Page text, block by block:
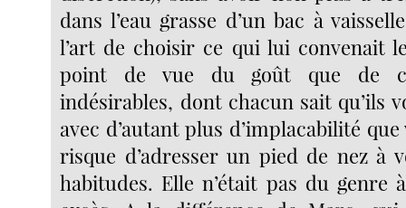
dans l’eau grasse d’un bac à
l’art de choisir ce qui lui convenait
point de vue du goût que de
indésirables, dont chacun sait qu’ils
avec d’autant plus d’implacabilité
risque d’adresser un pied de nez à
habitudes. Elle n’était pas du genre